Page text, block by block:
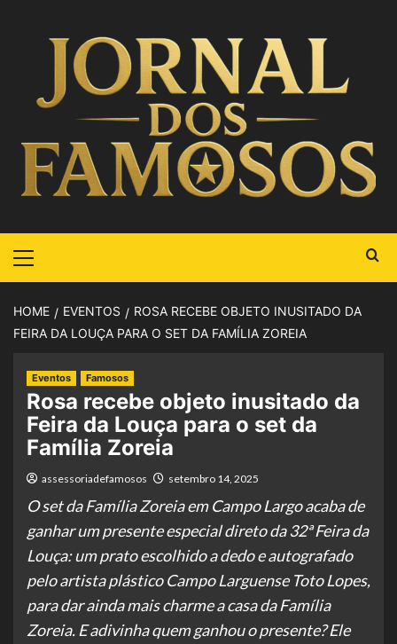
HOME EVENTOS
ROSA RECEBE OBJETO INUSITADO DA
FEIRA DA LOUÇA PARA O SET DA FAMÍLIA ZOREIA
Eventos Famosos
Rosa recebe objeto inusitado da
Feira da Louça para o set da
Família Zoreia
assessoriadefamosos setembro 14, 2025
O set da Família Zoreia em Campo Largo acaba de
ganhar um presente especial direto da 32ª Feira da
Louça: um prato escolhido a dedo e autografado
pelo artista plástico Campo Larguense Toto Lopes,
para dar ainda mais charme a casa da Família
Zoreia. E adivinha quem ganhou o presente? Ele